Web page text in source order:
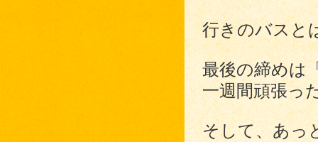
行きのバスと
最後の締めは
一週間頑張っ
そして、あっ